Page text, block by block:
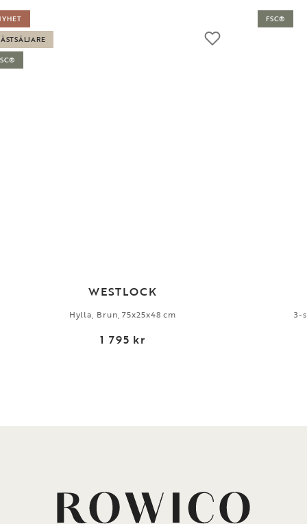
WESTLOCK
Hylla, Brun, 75x25x48 cm
1 795 kr
3-
FSC®